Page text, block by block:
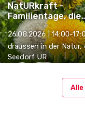
NatURkraft -
Familientage, die
stärken
26.08.2026 | 14:00-
draussen in der Natur,
Seedorf UR